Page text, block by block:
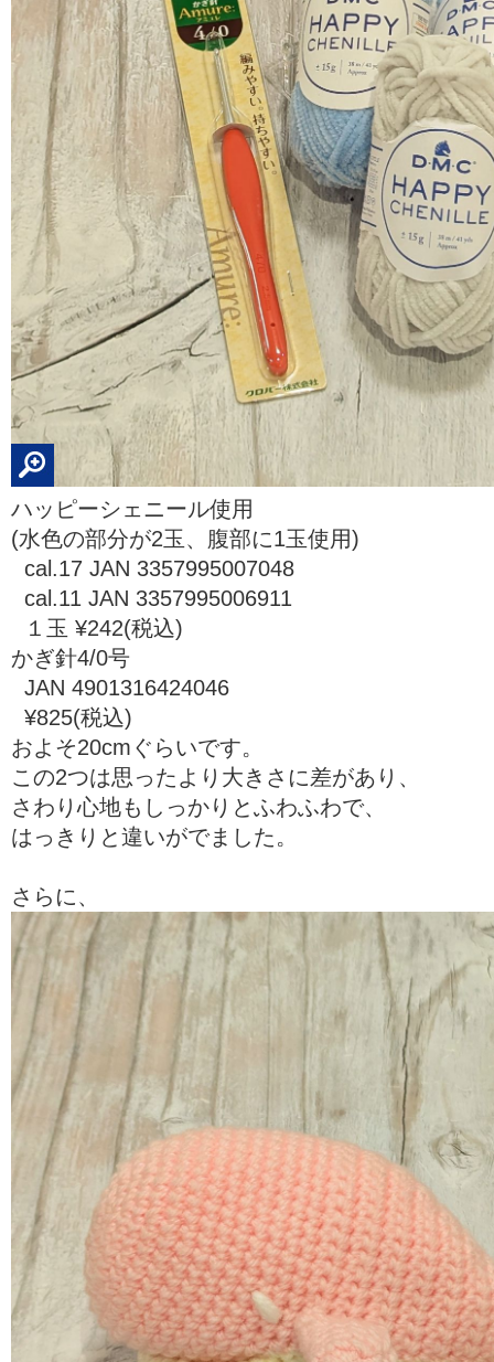
ハッピーシェニール使用
(水色の部分が2玉、腹部に1玉使用)
cal.17 JAN 3357995007048
cal.11 JAN 3357995006911
１玉 ¥242(税込)
かぎ針4/0号
JAN 4901316424046
¥825(税込)
およそ20cmぐらいです。
この2つは思ったより大きさに差があり、
さわり心地もしっかりとふわふわで、
はっきりと違いがでました。
さらに、